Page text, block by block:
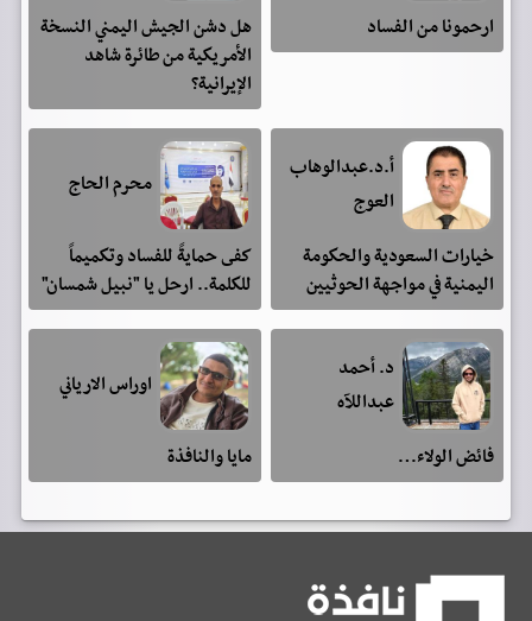
ارحمونا من الفساد
هل دشن الجيش اليمني النسخة
الأمريكية من طائرة شاهد
الإيرانية؟
أ.د.عبدالوهاب
العوج
خيارات السعودية والحكومة
اليمنية في مواجهة الحوثيين
محرم الحاج
كفى حمايةً للفساد وتكميماً
للكلمة.. ارحل يا "نبيل شمسان"
د. أحمد
عبداللآه
فائض الولاء…
اوراس الارياني
مايا والنافذة